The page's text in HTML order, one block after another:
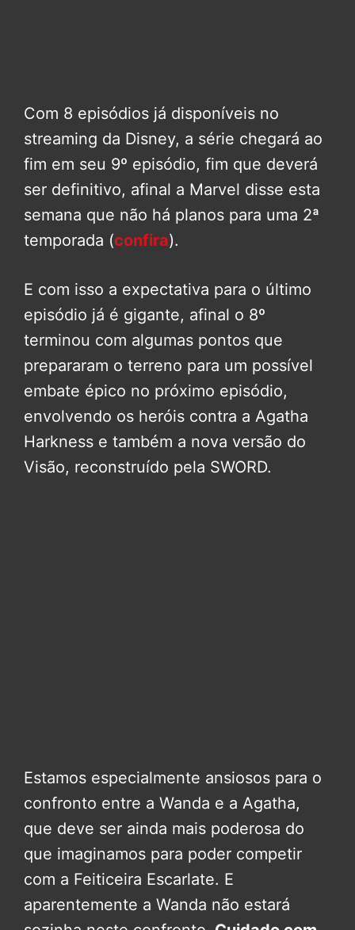
Com 8 episódios já disponíveis no
streaming da Disney, a série chegará ao
fim em seu 9º episódio, fim que deverá
ser definitivo, afinal a Marvel disse esta
semana que não há planos para uma 2ª
temporada (confira).
E com isso a expectativa para o último
episódio já é gigante, afinal o 8º
terminou com algumas pontos que
prepararam o terreno para um possível
embate épico no próximo episódio,
envolvendo os heróis contra a Agatha
Harkness e também a nova versão do
Visão, reconstruído pela SWORD.
Estamos especialmente ansiosos para o
confronto entre a Wanda e a Agatha,
que deve ser ainda mais poderosa do
que imaginamos para poder competir
com a Feiticeira Escarlate. E
aparentemente a Wanda não estará